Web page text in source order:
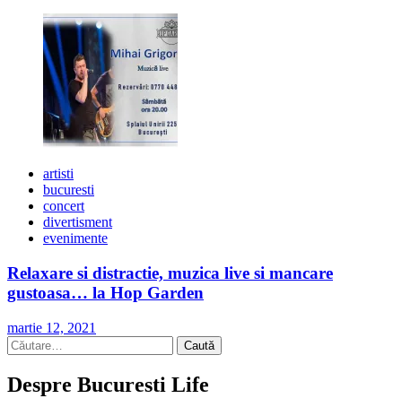
artisti
bucuresti
concert
divertisment
evenimente
Relaxare si distractie, muzica live si mancare
gustoasa… la Hop Garden
martie 12, 2021
Caută
după:
Despre Bucuresti Life